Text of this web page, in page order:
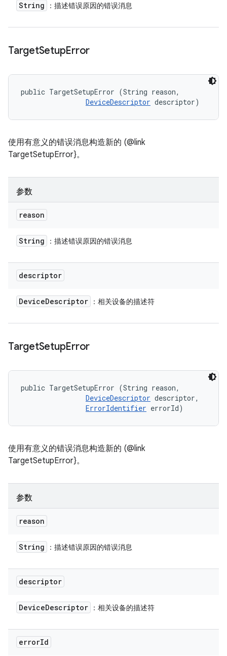
String ：描述错误原因的错误消息
TargetSetupError
public TargetSetupError (String reason,
DeviceDescriptor descriptor)
使用有意义的错误消息构造新的 (@link
TargetSetupError}。
参数
reason
String ：描述错误原因的错误消息
descriptor
DeviceDescriptor ：相关设备的描述符
TargetSetupError
public TargetSetupError (String reason,
DeviceDescriptor descriptor,
ErrorIdentifier errorId)
使用有意义的错误消息构造新的 (@link
TargetSetupError}。
参数
reason
String ：描述错误原因的错误消息
descriptor
DeviceDescriptor ：相关设备的描述符
errorId